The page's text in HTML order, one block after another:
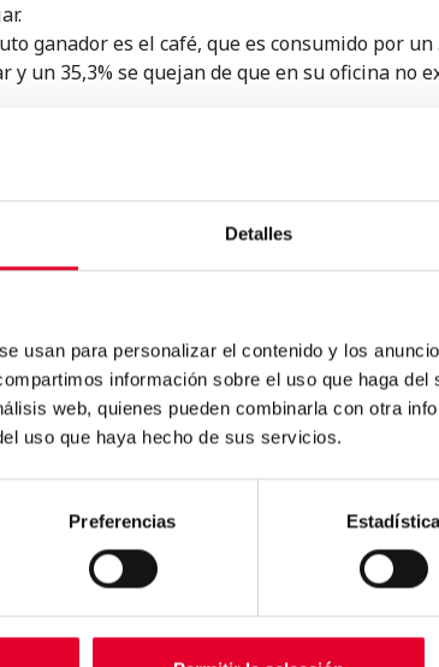
Detalles
usan para personalizar el contenido y los
información sobre el uso que haga
web, quienes pueden combinarla con otra
uso que haya hecho de sus servicios.
Preferencias Estadística
ganador es el café, que es consumido por
un 35,3% se quejan de que en su oficina no
son los
, con un
siendo la tarde la hora de menor actividad
sus preferencias y sus patrones de